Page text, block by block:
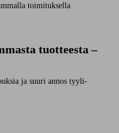
toimituksella
tuotteesta –
ja suuri annos tyyli-